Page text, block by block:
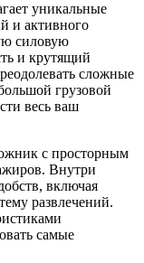
уникальные
и активного
силовую
и крутящий
сложные
грузовой
весь ваш
с просторным
Внутри
включая
развлечений.
самые